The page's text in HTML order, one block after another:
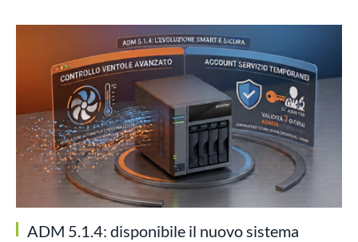
ADM 5.1.4: disponibile il nuovo sistema